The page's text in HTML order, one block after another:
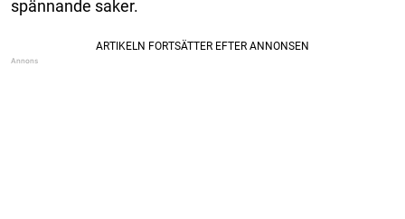
spännande saker.